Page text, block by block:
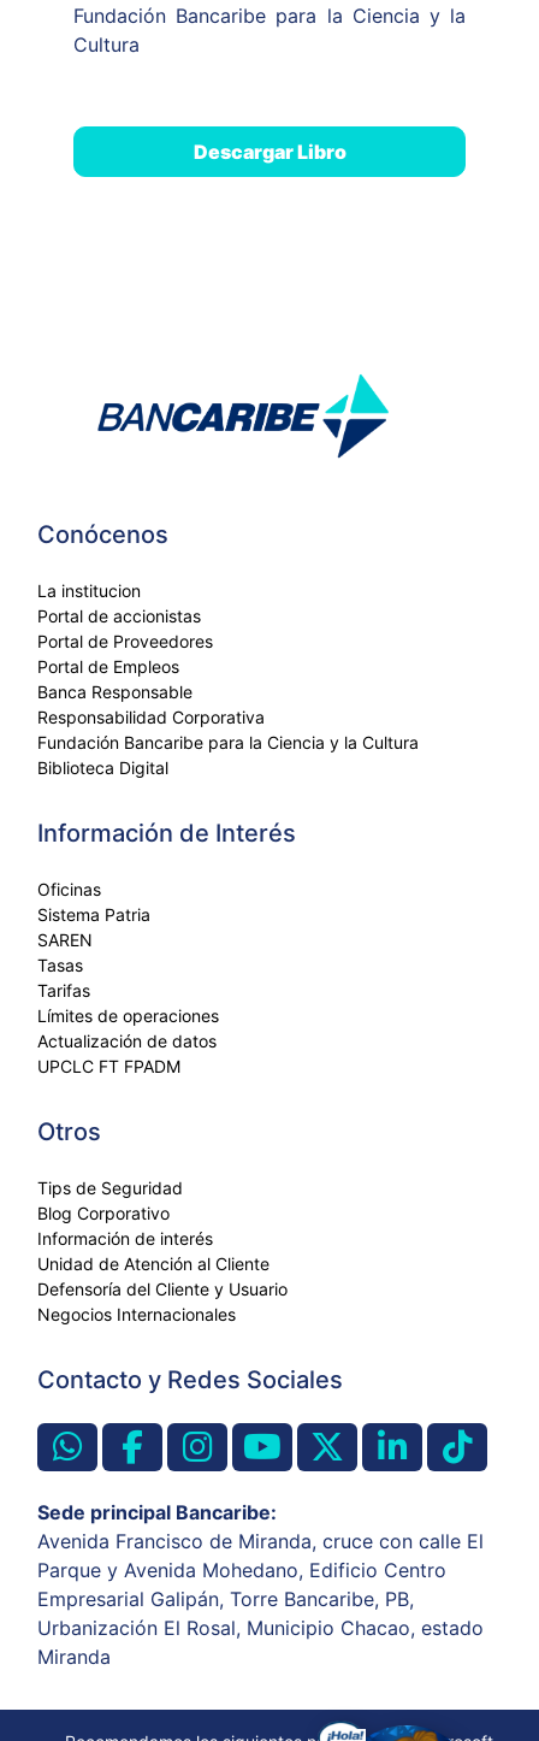
Fundación Bancaribe para la Ciencia y la
Cultura
Descargar Libro
Conócenos
La institucion
Portal de accionistas
Portal de Proveedores
Portal de Empleos
Banca Responsable
Responsabilidad Corporativa
Fundación Bancaribe para la Ciencia y la Cultura
Biblioteca Digital
Información de Interés
Oficinas
Sistema Patria
SAREN
Tasas
Tarifas
Límites de operaciones
Actualización de datos
UPCLC FT FPADM
Otros
Tips de Seguridad
Blog Corporativo
Información de interés
Unidad de Atención al Cliente
Defensoría del Cliente y Usuario
Negocios Internacionales
Contacto y Redes Sociales
Sede principal Bancaribe:
Avenida Francisco de Miranda, cruce con calle El
Parque y Avenida Mohedano, Edificio Centro
Empresarial Galipán, Torre Bancaribe, PB,
Urbanización El Rosal, Municipio Chacao, estado
Miranda